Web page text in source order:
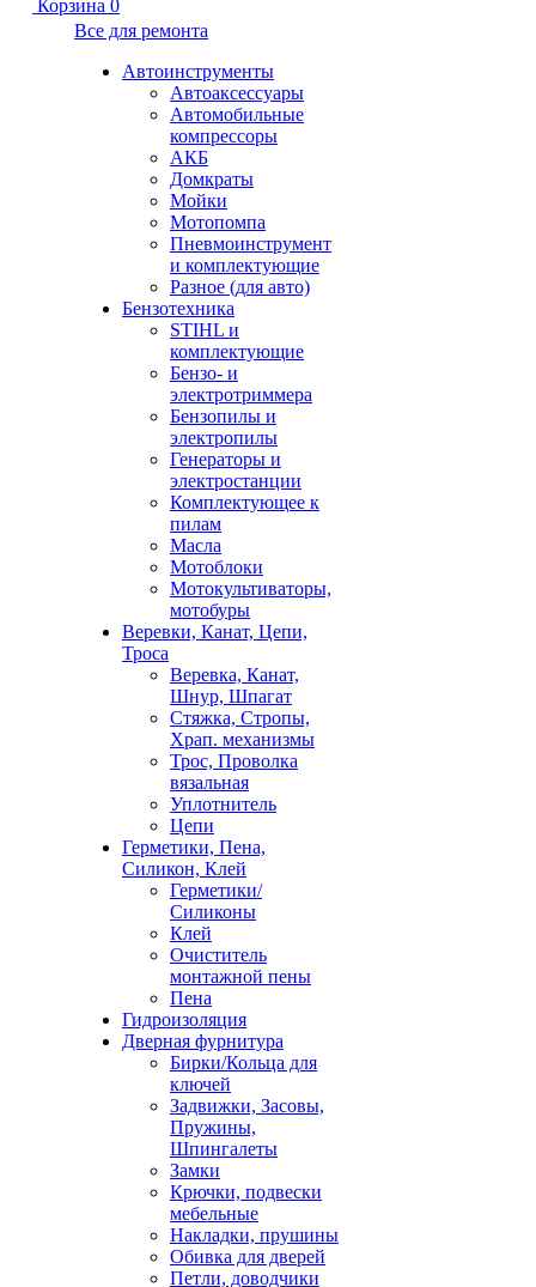
Корзина 0
Все для ремонта
Автоинструменты
Автоаксессуары
Автомобильные
компрессоры
АКБ
Домкраты
Мойки
Мотопомпа
Пневмоинструмент
и комплектующие
Разное (для авто)
Бензотехника
STIHL и
комплектующие
Бензо- и
электротриммера
Бензопилы и
электропилы
Генераторы и
электростанции
Комплектующее к
пилам
Масла
Мотоблоки
Мотокультиваторы,
мотобуры
Веревки, Канат, Цепи,
Троса
Веревка, Канат,
Шнур, Шпагат
Стяжка, Стропы,
Храп. механизмы
Трос, Проволка
вязальная
Уплотнитель
Цепи
Герметики, Пена,
Силикон, Клей
Герметики/
Силиконы
Клей
Очиститель
монтажной пены
Пена
Гидроизоляция
Дверная фурнитура
Бирки/Кольца для
ключей
Задвижки, Засовы,
Пружины,
Шпингалеты
Замки
Крючки, подвески
мебельные
Накладки, прушины
Обивка для дверей
Петли, доводчики